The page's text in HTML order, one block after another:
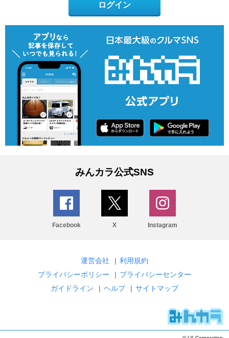
ログイン
みんカラ公式SNS
Facebook X Instagram
運営会社 | 利用規約
プライバシーポリシー
| プライバシーセンター
ガイドライン
| ヘルプ | サイトマップ